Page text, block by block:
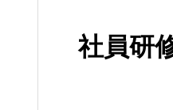
社員